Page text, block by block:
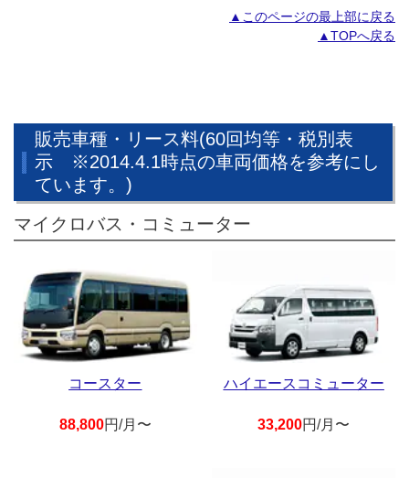
▲このページの最上部に戻る
▲TOPへ戻る
販売車種・リース料(60回均等・税別表
示 ※2014.4.1時点の車両価格を参考にし
ています。)
マイクロバス・コミューター
コースター
88,800円/月〜
ハイエースコミューター
33,200円/月〜